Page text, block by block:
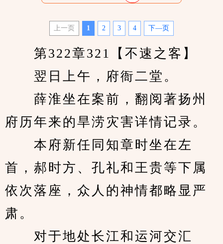
上一页 1 2 3 4 下—页
第322章321【不速之客】
翌日上午，府衙二堂。
薛淮坐在案前，翻阅著扬州
府历年来的旱涝灾害详情记录。
本府新任同知章时坐在左
首，郝时方、孔礼和王贵等下属
依次落座，众人的神情都略显严
肃。
对于地处长江和运河交汇